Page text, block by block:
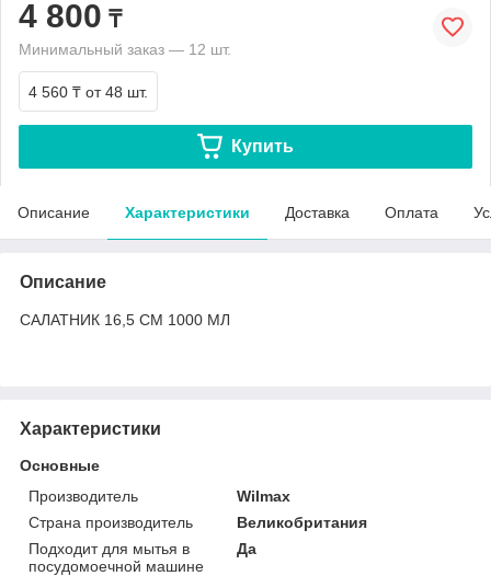
4 800 ₸
Минимальный заказ — 12 шт.
4 560 ₸ от 48 шт.
Купить
Описание Характеристики Доставка Оплата
Описание
САЛАТНИК 16,5 СМ 1000 МЛ
Характеристики
Основные
Производитель
Wilmax
Страна производитель
Великобритания
Подходит для мытья в
посудомоечной машине
Да